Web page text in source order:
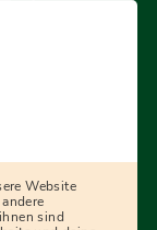
Wir
Start in den
Website
sind